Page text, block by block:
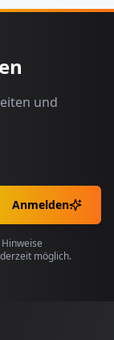
und
Anmelden
möglich.